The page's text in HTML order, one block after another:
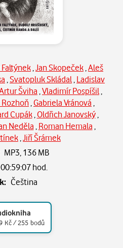
Faltýnek Jan Skopeček Aleš
Svatopluk Skládal Ladislav
Šviha Vladimír Pospíšil
Gabriela Vránová
Cupák, Oldřich Janovský,
Neděla Roman Hemala
Jiří Šrámek
MP3, 136 MB
00:59:07 hod.
Čeština
Kč / 255 bodů